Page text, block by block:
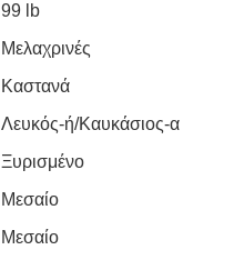
99 lb
Μελαχρινές
Καστανά
Λευκός-ή/Καυκάσιος-α
Ξυρισμένο
Μεσαίο
Μεσαίο